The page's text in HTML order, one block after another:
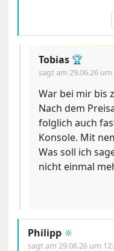
Tobias 🏆
sagt am29.06.26
War bei mir bis
Nach dem
folglich auch
Konsole. Mit
Was soll ich
nicht einmal
Philipp 🔆
sagt am29.06.26 um